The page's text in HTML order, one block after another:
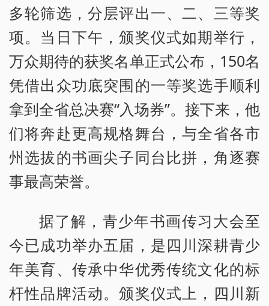
多轮筛选，分层评出一、二、三等奖
项。当日下午，颁奖仪式如期举行，
万众期待的获奖名单正式公布，150名
凭借出众功底突围的一等奖选手顺利
拿到全省总决赛“入场券”。接下来，他
们将奔赴更高规格舞台，与全省各市
州选拔的书画尖子同台比拼，角逐赛
事最高荣誉。
据了解，青少年书画传习大会至
今已成功举办五届，是四川深耕青少
年美育、传承中华优秀传统文化的标
杆性品牌活动。颁奖仪式上，四川新